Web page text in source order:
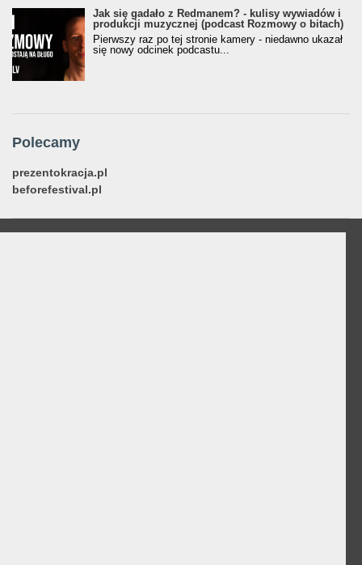
Jak się gadało z Redmanem? - kulisy wywiadów i
produkcji muzycznej (podcast Rozmowy o bitach)
Pierwszy raz po tej stronie kamery - niedawno ukazał
się nowy odcinek podcastu...
Polecamy
prezentokracja.pl
beforefestival.pl